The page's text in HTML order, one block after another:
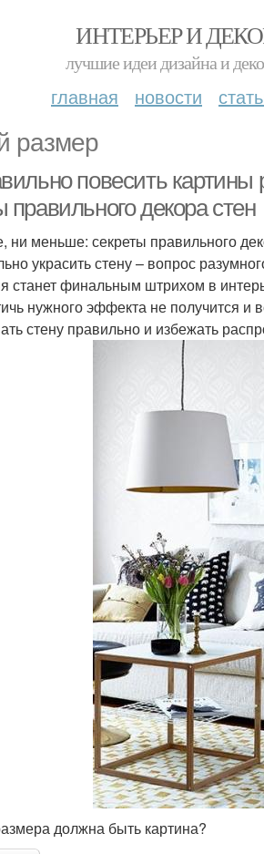
ИНТЕРЬЕР И
лучшие идеи дизайна и
главная новости
размер
повесить
правильного декора стен
ни меньше: секреты правильного
украсить стену – вопрос
станет финальным штрихом в
нужного эффекта не получится и
стену правильно и избежать
должна быть картина?